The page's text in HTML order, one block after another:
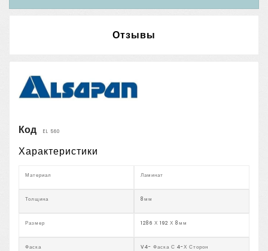
Отзывы
Код EL 560
Характеристики
Материал Ламинат
Толщина 8мм
Размер 1286 Х 192 Х 8мм
Фаска V4- Фаска С 4-Х Сторон